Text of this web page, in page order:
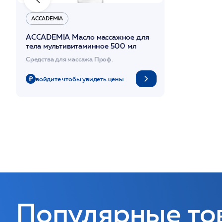
ACCADEMIA
ACCADEMIA Масло массажное для
тела мультивитаминное 500 мл
Средства для массажа Проф.
войдите чтобы увидеть цены
Популярные